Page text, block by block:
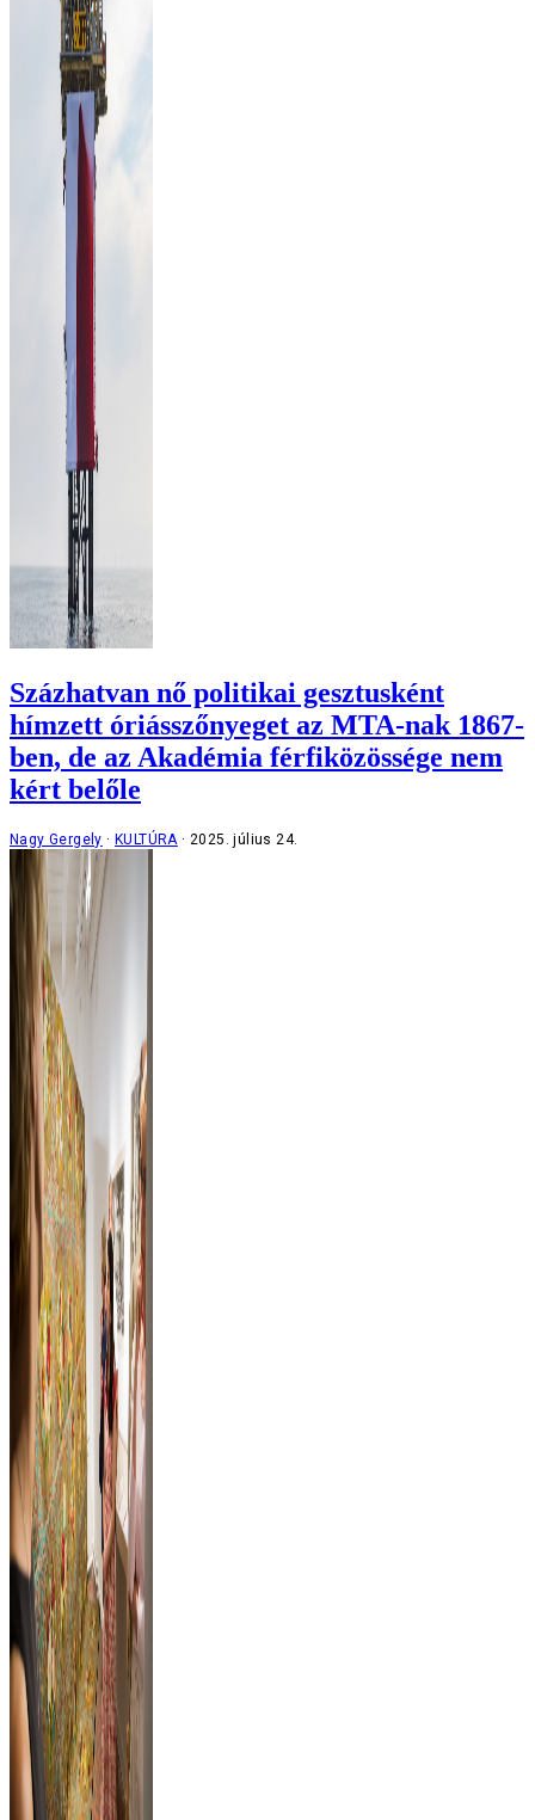
Százhatvan nő politikai gesztusként
hímzett óriásszőnyeget az MTA-nak 1867-
ben, de az Akadémia férfiközössége nem
kért belőle
Nagy Gergely KULTÚRA 2025. július 24.